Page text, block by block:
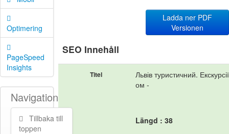
Optimering
PageSpeed
Insights
Navigation
Tillbaka till
toppen
Ladda ner PDF
Versionen
SEO Innehåll
Titel
Львів туристичний.
ом -
Längd : 38